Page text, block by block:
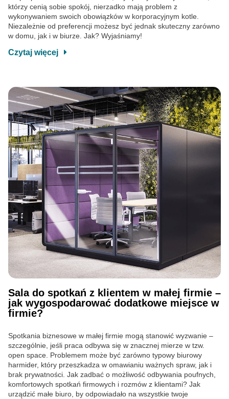
którzy cenią sobie spokój, nierzadko mają problem z
wykonywaniem swoich obowiązków w korporacyjnym kotle.
Niezależnie od preferencji możesz być jednak skuteczny zarówno
w domu, jak i w biurze. Jak? Wyjaśniamy!
Czytaj więcej
Sala do spotkań z klientem w małej firmie –
jak wygospodarować dodatkowe miejsce w
firmie?
Spotkania biznesowe w małej firmie mogą stanowić wyzwanie –
szczególnie, jeśli praca odbywa się w znacznej mierze w tzw.
open space. Problemem może być zarówno typowy biurowy
harmider, który przeszkadza w omawianiu ważnych spraw, jak i
brak prywatności. Jak zadbać o możliwość odbywania poufnych,
komfortowych spotkań firmowych i rozmów z klientami? Jak
urządzić małe biuro, by odpowiadało na wszystkie twoje